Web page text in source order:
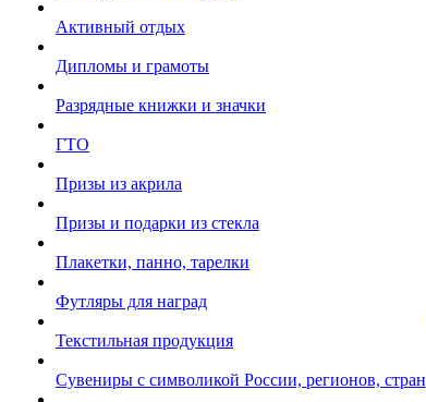
Активный отдых
Дипломы и грамоты
Разрядные книжки и значки
ГТО
Призы из акрила
Призы и подарки из стекла
Плакетки, панно, тарелки
Футляры для наград
Текстильная продукция
Сувениры с символикой России, регионов, стран